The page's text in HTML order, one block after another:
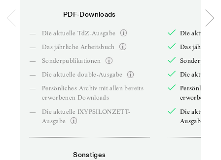
PDF-Downloads
—
Die aktuelle TdZ-Ausgabe
—
Das jährliche Arbeitsbuch
—
Sonderpublikationen
—
Die aktuelle double-Ausgabe
—
Persönliches Archiv mit allen bereits
erworbenen Downloads
—
Die aktuelle IXYPSILONZETT-
Ausgabe
Sonstiges
Die aktuelle
Das jährliche
Die aktuelle
Persönliches
erworbenen
Die aktuelle
Ausgabe